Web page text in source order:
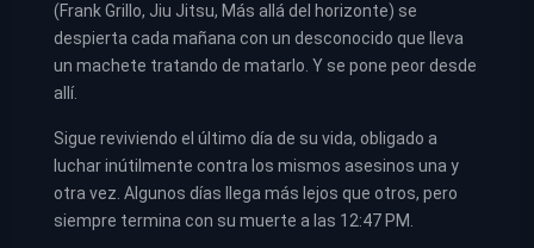
(Frank Grillo, Jiu Jitsu, Más allá del horizonte) se
despierta cada mañana con un desconocido que lleva
un machete tratando de matarlo. Y se pone peor desde
allí.
Sigue reviviendo el último día de su vida, obligado a
luchar inútilmente contra los mismos asesinos una y
otra vez. Algunos días llega más lejos que otros, pero
siempre termina con su muerte a las 12:47 PM.